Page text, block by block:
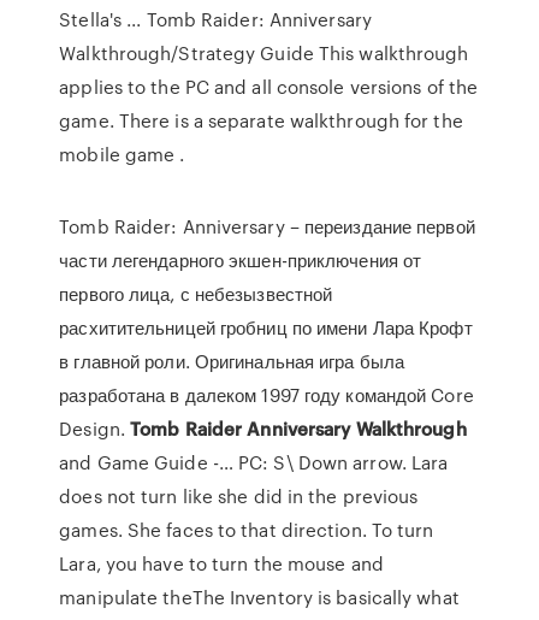
Stella's ... Tomb Raider: Anniversary
Walkthrough/Strategy Guide This walkthrough
applies to the PC and all console versions of the
game. There is a separate walkthrough for the
mobile game .
Tomb Raider: Anniversary – переиздание первой
части легендарного экшен-приключения от
первого лица, с небезызвестной
расхитительницей гробниц по имени Лара Крофт
в главной роли. Оригинальная игра была
разработана в далеком 1997 году командой Core
Design.Tomb Raider Anniversary Walkthrough
and Game Guide -… PC: S\ Down arrow. Lara
does not turn like she did in the previous
games. She faces to that direction. To turn
Lara, you have to turn the mouse and
manipulate theThe Inventory is basically what